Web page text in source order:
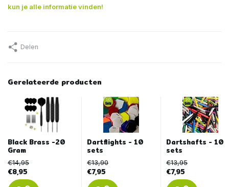
kun je alle informatie vinden!
Delen
Gerelateerde producten
Black Brass -20
Gram
€14,95
€8,95
Dartflights - 10
sets
€13,90
€7,95
Dartshafts - 10
sets
€13,95
€7,95